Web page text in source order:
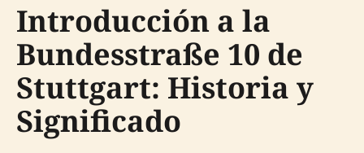
Introducción a la
Bundesstraße 10 de
Stuttgart: Historia y
Significado